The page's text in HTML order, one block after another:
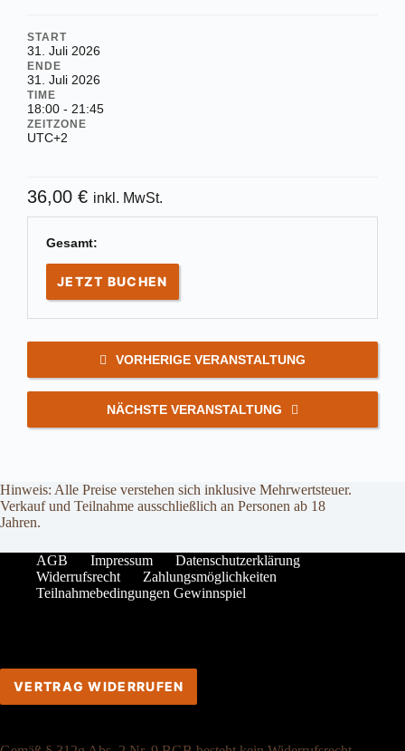
START
31. Juli 2026
ENDE
31. Juli 2026
TIME
18:00 - 21:45
ZEITZONE
UTC+2
36,00 € inkl. MwSt.
Gesamt:
JETZT BUCHEN
VORHERIGE VERANSTALTUNG
NÄCHSTE VERANSTALTUNG
Hinweis: Alle Preise verstehen sich inklusive Mehrwertsteuer.
Verkauf und Teilnahme ausschließlich an Personen ab 18
Jahren.
AGB Impressum
Datenschutzerklärung
Widerrufsrecht
Zahlungsmöglichkeiten
Teilnahmebedingungen Gewinnspiel
VERTRAG WIDERRUFEN